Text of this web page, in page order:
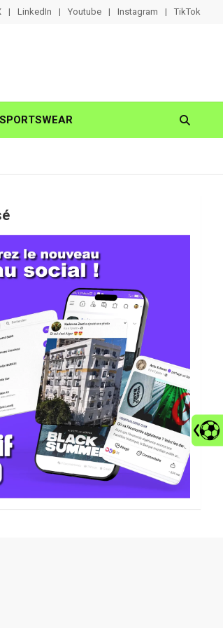
LinkedIn Youtube Instagram TikTok
SPORTSWEAR